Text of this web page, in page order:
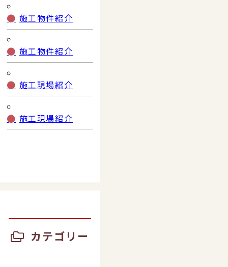
施工物件紹介
施工物件紹介
施工現場紹介
施工現場紹介
カテゴリー